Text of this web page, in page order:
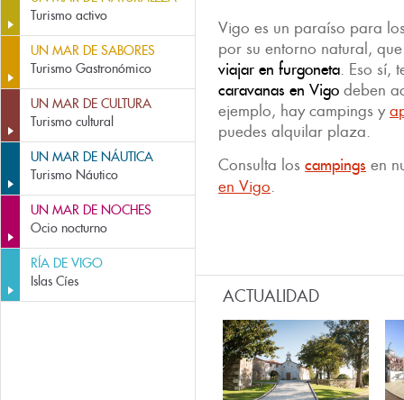
Turismo activo
UN MAR DE SABORES
Turismo Gastronómico
UN MAR DE CULTURA
Turismo cultural
UN MAR DE NÁUTICA
Turismo Náutico
UN MAR DE NOCHES
Ocio nocturno
RÍA DE VIGO
Islas Cíes
Vigo es un paraíso para
por su entorno natural,
viajar en furgoneta. Eso sí,
caravanas en Vigo deben
ejemplo, hay campings y
puedes alquilar plaza.
Consulta los campings en
en Vigo.
ACTUALIDAD